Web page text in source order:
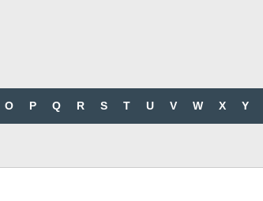
O P Q R S T U V W X Y